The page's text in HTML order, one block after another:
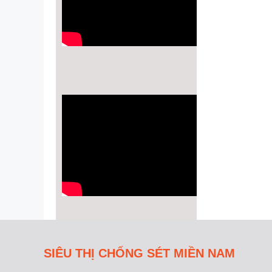
SIÊU THỊ CHỐNG SÉT MIỀN NAM